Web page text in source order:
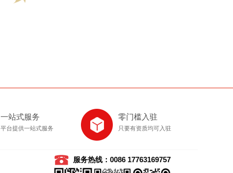
一站式服务
平台提供一站式服务
零门槛入驻
只要有资质均可入驻
服务热线：0086 17763169757